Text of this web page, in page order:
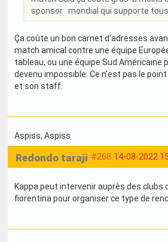
sponsor mondial qui supporte
Ça coûte un bon carnet d'adresses
match amical contre une équipe
tableau, ou une équipe Sud Américaine
devenu impossible. Ce n'est pas le
et son staff.
Aspiss, Aspiss
#268 14-08-2022
Redondo taraji
Kappa peut intervenir auprès des clubs
fiorentina pour organiser ce type de